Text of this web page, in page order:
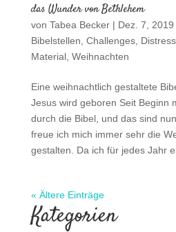
das Wunder von Bethlehem
von Tabea Becker| Dez. 7, 2019
Bibelstellen, Challenges,
Material, Weihnachten
Eine weihnachtlich gestaltete
Jesus wird geboren Seit Beginn
durch die Bibel, und das sind
freue ich mich immer sehr die
gestalten. Da ich für jedes Jahr
« Ältere Einträge
Kategorien